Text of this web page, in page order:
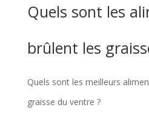
Quels sont les
brûlent les
Quels sont les meilleurs
graisse du ventre ?